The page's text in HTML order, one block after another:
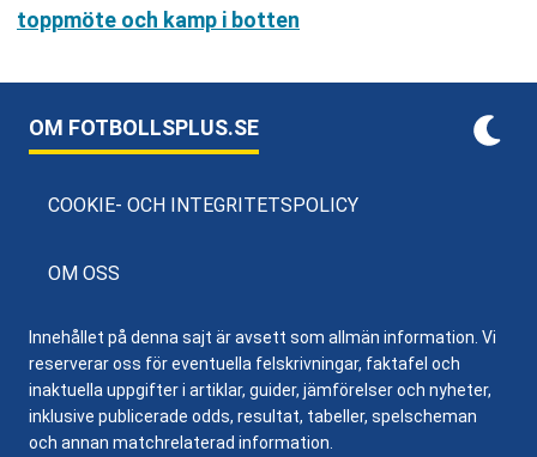
toppmöte och kamp i botten
OM FOTBOLLSPLUS.SE
COOKIE- OCH INTEGRITETSPOLICY
OM OSS
Innehållet på denna sajt är avsett som allmän information. Vi
reserverar oss för eventuella felskrivningar, faktafel och
inaktuella uppgifter i artiklar, guider, jämförelser och nyheter,
inklusive publicerade odds, resultat, tabeller, spelscheman
och annan matchrelaterad information.